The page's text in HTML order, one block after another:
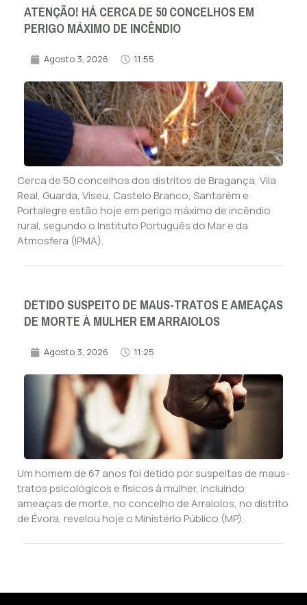
ATENÇÃO! HÁ CERCA DE 50 CONCELHOS EM
PERIGO MÁXIMO DE INCÊNDIO
Agosto 3, 2026 11:55
Cerca de 50 concelhos dos distritos de Bragança, Vila
Real, Guarda, Viseu, Castelo Branco, Santarém e
Portalegre estão hoje em perigo máximo de incêndio
rural, segundo o Instituto Português do Mar e da
Atmosfera (IPMA).
DETIDO SUSPEITO DE MAUS-TRATOS E AMEAÇAS
DE MORTE À MULHER EM ARRAIOLOS
Agosto 3, 2026 11:25
Um homem de 67 anos foi detido por suspeitas de maus-
tratos psicológicos e físicos à mulher, incluindo
ameaças de morte, no concelho de Arraiolos, no distrito
de Évora, revelou hoje o Ministério Público (MP).